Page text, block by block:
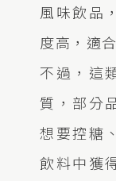
風味飲品
度高，適
不過，這
質，部分
想要控糖
飲料中獲